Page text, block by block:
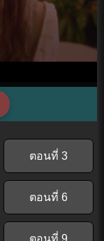
ตอนที่ 3
ตอนที่ 6
ตอนที่ 9